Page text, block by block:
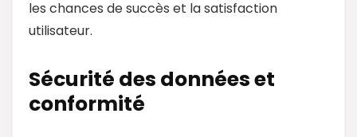
les chances de succès et la satisfaction
utilisateur.
Sécurité des données et
conformité